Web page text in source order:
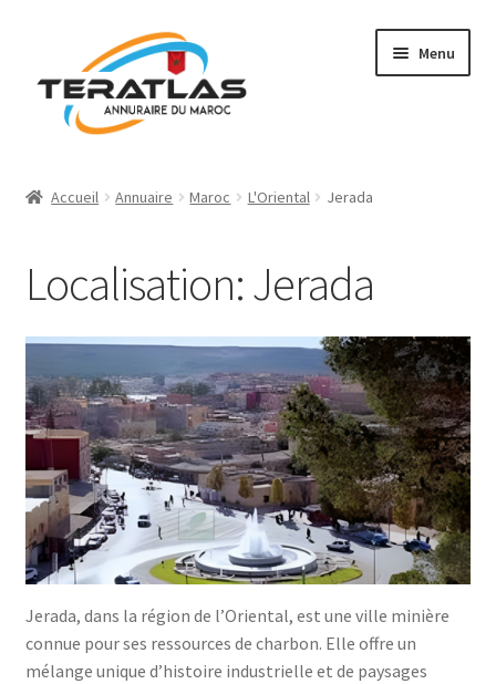
navigation
contenu
Menu
Annuaire
Régions et villes
Mon compte
Accueil Annuaire Maroc L'Oriental Jerada
Localisation: Jerada
Jerada, dans la région de l’Oriental, est une ville minière
connue pour ses ressources de charbon. Elle offre un
mélange unique d’histoire industrielle et de paysages